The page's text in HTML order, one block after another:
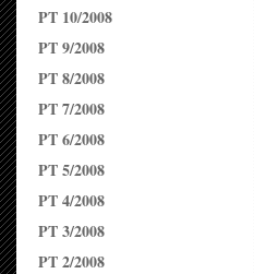
PT 10/2008
PT 9/2008
PT 8/2008
PT 7/2008
PT 6/2008
PT 5/2008
PT 4/2008
PT 3/2008
PT 2/2008